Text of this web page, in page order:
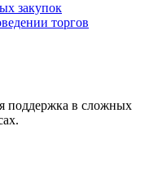
закупок
торгов
поддержка в сложных